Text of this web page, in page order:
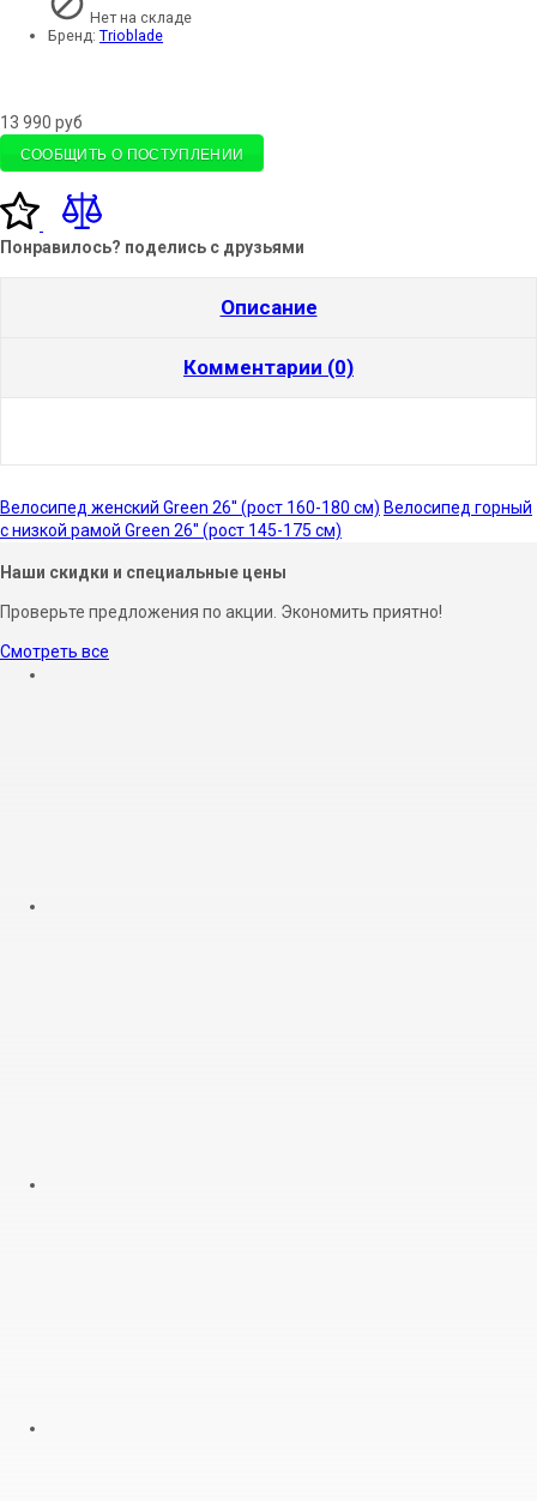
Нет на складе
Бренд: Trioblade
13 990 руб
СООБЩИТЬ О ПОСТУПЛЕНИИ
Понравилось? поделись с друзьями
Описание
Комментарии (0)
Велосипед женский Green 26'' (рост 160-180 см) Велосипед горный
с низкой рамой Green 26'' (рост 145-175 см)
Наши скидки и специальные цены
Проверьте предложения по акции. Экономить приятно!
Смотреть все